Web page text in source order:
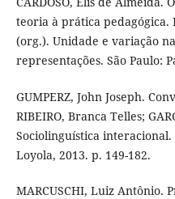
teoria à prática pedagógica.
(org.). Unidade e variação
representações. São Paulo:
GUMPERZ, John Joseph.
RIBEIRO, Branca Telles;
Sociolinguística interacional.
Loyola, 2013. p. 149-182.
MARCUSCHI, Luiz Antônio.